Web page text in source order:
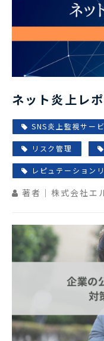
ネット炎上レ
SNS炎上監視サー
リスク管理
レピュテーション
著者｜株式会社エ